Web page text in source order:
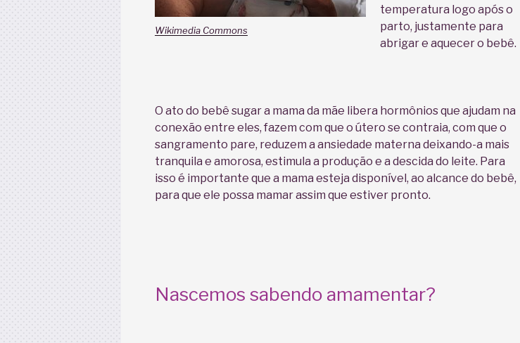
Wikimedia Commons
temperatura logo após o
parto, justamente para
abrigar e aquecer o bebê.
O ato do bebê sugar a mama da mãe libera hormônios que ajudam na
conexão entre eles, fazem com que o útero se contraia, com que o
sangramento pare, reduzem a ansiedade materna deixando-a mais
tranquila e amorosa, estimula a produção e a descida do leite. Para
isso é importante que a mama esteja disponível, ao alcance do bebê,
para que ele possa mamar assim que estiver pronto.
Nascemos sabendo amamentar?